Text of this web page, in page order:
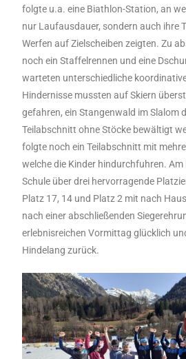
folgte u.a. eine Biathlon-Station, an
nur Laufausdauer, sondern auch ihre
Werfen auf Zielscheiben zeigten. Zu
noch ein Staffelrennen und eine
warteten unterschiedliche
Hindernisse mussten auf Skiern
gefahren, ein Stangenwald im Slalom
Teilabschnitt ohne Stöcke bewältigt
folgte noch ein Teilabschnitt mit
welche die Kinder hindurchfuhren.
Schule über drei hervorragende
Platz 17, 14 und Platz 2 mit nach
nach einer abschließenden
erlebnisreichen Vormittag glücklich
Hindelang zurück.